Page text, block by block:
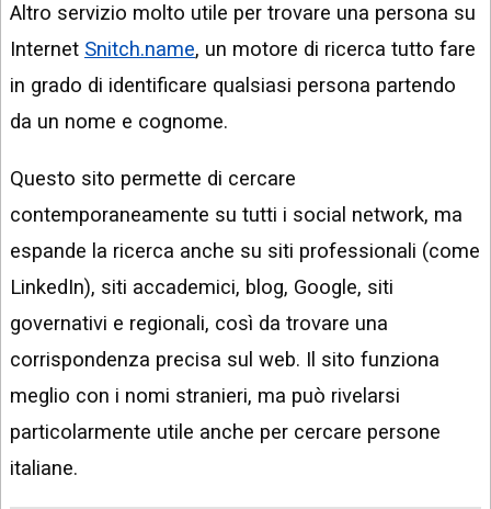
Altro servizio molto utile per trovare una persona su
Internet Snitch.name, un motore di ricerca tutto fare
in grado di identificare qualsiasi persona partendo
da un nome e cognome.
Questo sito permette di cercare
contemporaneamente su tutti i social network, ma
espande la ricerca anche su siti professionali (come
LinkedIn), siti accademici, blog, Google, siti
governativi e regionali, così da trovare una
corrispondenza precisa sul web. Il sito funziona
meglio con i nomi stranieri, ma può rivelarsi
particolarmente utile anche per cercare persone
italiane.